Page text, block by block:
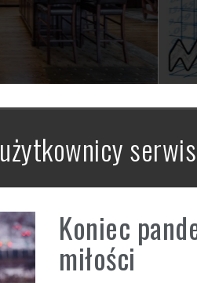
użytkownicy
Koniec
miłości